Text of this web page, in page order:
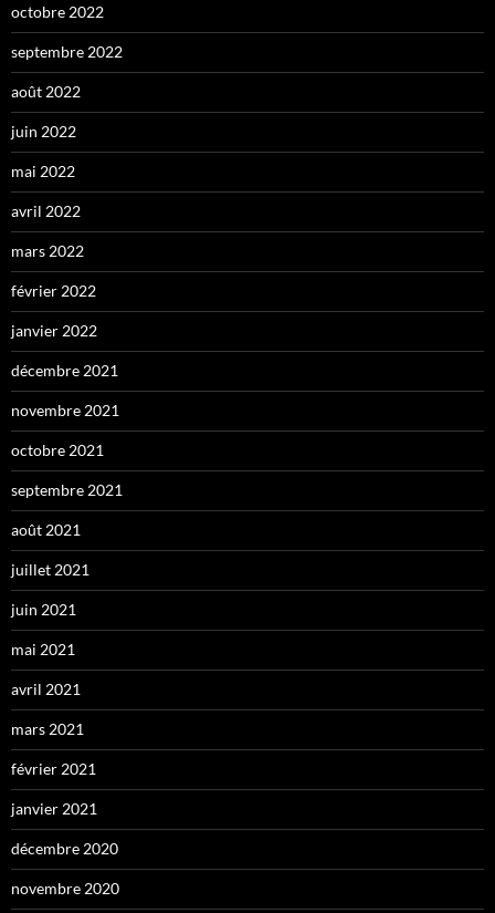
octobre 2022
septembre 2022
août 2022
juin 2022
mai 2022
avril 2022
mars 2022
février 2022
janvier 2022
décembre 2021
novembre 2021
octobre 2021
septembre 2021
août 2021
juillet 2021
juin 2021
mai 2021
avril 2021
mars 2021
février 2021
janvier 2021
décembre 2020
novembre 2020